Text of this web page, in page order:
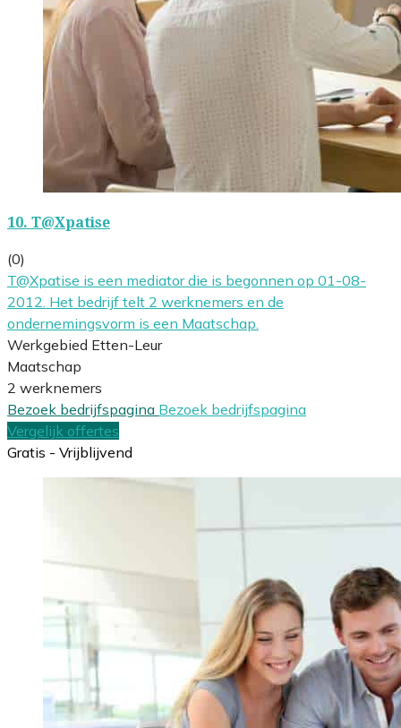
10. T@Xpatise
(0)
T@Xpatise is een mediator die is begonnen op 01-08-
2012. Het bedrijf telt 2 werknemers en de
ondernemingsvorm is een Maatschap.
Werkgebied Etten-Leur
Maatschap
2 werknemers
Bezoek bedrijfspagina Bezoek bedrijfspagina
Vergelijk offertes
Gratis - Vrijblijvend